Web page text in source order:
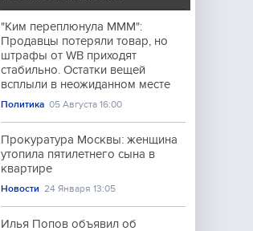
"Ким переплюнула МММ":
Продавцы потеряли товар, но
штрафы от WB приходят
стабильно. Остатки вещей
всплыли в неожиданном месте
Политика 05 Августа 16:00
Прокуратура Москвы: женщина
утопила пятилетнего сына в
квартире
Новости 24 Января 13:05
Илья Попов объявил об